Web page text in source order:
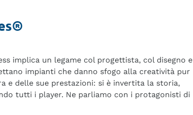
implica un legame col progettista, col disegno e
impianti che danno sfogo alla creatività pur
e delle sue prestazioni: si è invertita la storia,
tutti i player. Ne parliamo con i protagonisti di